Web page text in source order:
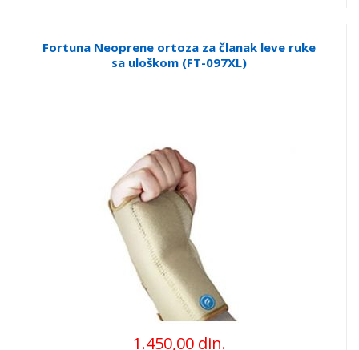
Fortuna Neoprene ortoza za članak leve ruke
sa uloškom (FT-097XL)
1.450,00 din.